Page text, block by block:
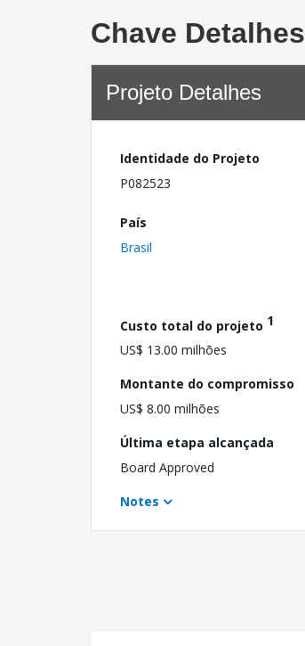
Chave Detalhes
Projeto Detalhes
Identidade do Projeto
P082523
País
Brasil
Custo total do projeto 1
US$ 13.00 milhões
Montante do compromisso
US$ 8.00 milhões
Última etapa alcançada
Board Approved
Notes